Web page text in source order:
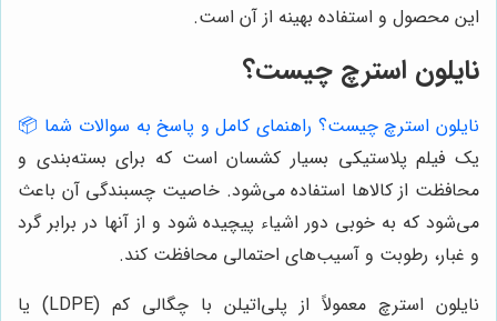
این محصول و استفاده بهینه از آن است.
نایلون استرچ چیست؟
نایلون استرچ چیست؟ راهنمای کامل و پاسخ به سوالات شما 📦
یک فیلم پلاستیکی بسیار کشسان است که برای بسته‌بندی و
محافظت از کالاها استفاده می‌شود. خاصیت چسبندگی آن باعث
می‌شود که به خوبی دور اشیاء پیچیده شود و از آنها در برابر گرد
و غبار، رطوبت و آسیب‌های احتمالی محافظت کند.
نایلون استرچ معمولاً از پلی‌اتیلن با چگالی کم (LDPE) یا